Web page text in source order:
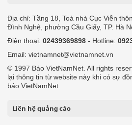
Địa chỉ: Tầng 18, Toà nhà Cục Viễn
Đình Nghệ, phường Cầu Giấy, TP. Hà
Điện thoại: 02439369898 - Hotline:
Email: vietnamnet@vietnamnet.vn
© 1997 Báo VietNamNet. All rights
lại thông tin từ website này khi có sự
báo VietNamNet.
Liên hệ quảng cáo